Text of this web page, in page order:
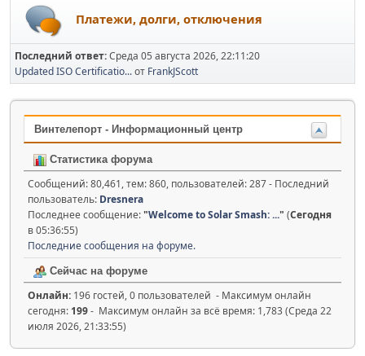
Платежи, долги, отключения
Последний ответ:Среда 05 августа 2026, 22:11:20
Updated ISO Certificatio...от FrankJScott
Винтелепорт - Информационный центр
Статистика форума
Сообщений: 80,461, тем: 860, пользователей: 287 - Последний
пользователь: Dresnera
Последнее сообщение:"Welcome to Solar Smash: ..." (Сегодня
в 05:36:55)
Последние сообщения на форуме.
Сейчас на форуме
Онлайн: 196 гостей, 0 пользователей - Максимум онлайн
сегодня: 199- Максимум онлайн за всё время: 1,783 (Среда 22
июля 2026, 21:33:55)